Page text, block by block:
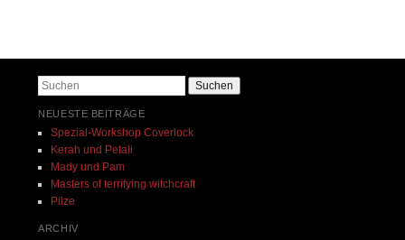
Suchen
NEUESTE BEITRÄGE
Spezial-Workshop Coverlock
Kerah und Petali
Mady und Pam
Masters of terrifying witchcraft
Pilze
ARCHIV